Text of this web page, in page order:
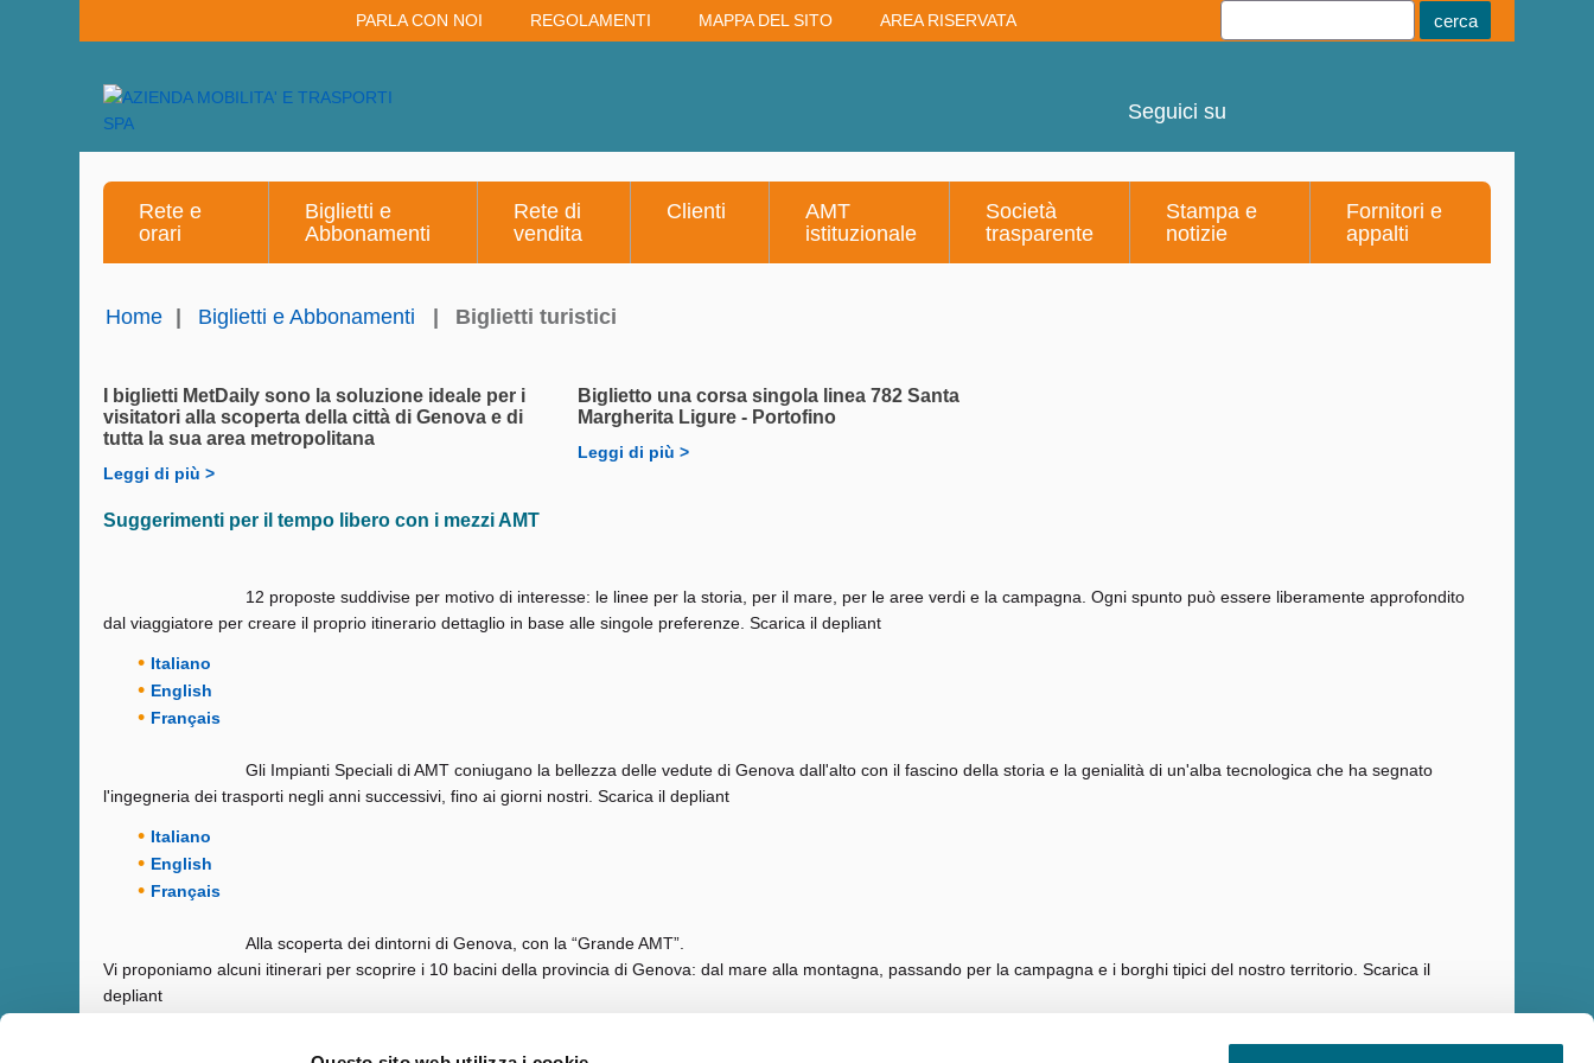
PARLA CON NOI REGOLAMENTI MAPPA DEL SITO AREA RISERVATA
Seguici su
Rete e
orari
Biglietti e
Abbonamenti
Rete di
vendita
Clienti
AMT
istituzionale
Società
trasparente
Stampa e
notizie
Fornitori e
appalti
Home Biglietti e Abbonamenti Biglietti turistici
I biglietti MetDaily sono la soluzione ideale per i
visitatori alla scoperta della città di Genova e di
tutta la sua area metropolitana
Leggi di più >
Biglietto una corsa singola linea 782 Santa
Margherita Ligure - Portofino
Leggi di più >
Suggerimenti per il tempo libero con i mezzi AMT
12 proposte suddivise per motivo di interesse: le linee per la storia, per il mare, per le aree verdi e la campagna. Ogni spunto può essere liberamente approfondito
dal viaggiatore per creare il proprio itinerario dettaglio in base alle singole preferenze. Scarica il depliant
Italiano
English
Français
Gli Impianti Speciali di AMT coniugano la bellezza delle vedute di Genova dall'alto con il fascino della storia e la genialità di un'alba tecnologica che ha segnato
l'ingegneria dei trasporti negli anni successivi, fino ai giorni nostri. Scarica il depliant
Italiano
English
Français
Alla scoperta dei dintorni di Genova, con la “Grande AMT”.
Vi proponiamo alcuni itinerari per scoprire i 10 bacini della provincia di Genova: dal mare alla montagna, passando per la campagna e i borghi tipici del nostro territorio. Scarica il
depliant